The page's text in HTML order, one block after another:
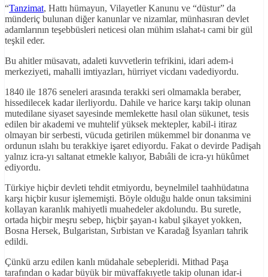
“Tanzimat, Hattı hümayun, Vilayetler Kanunu ve “düstur” da
münderiç bulunan diğer kanunlar ve nizamlar, münhasıran devlet
adamlarının teşebbüsleri neticesi olan mühim ıslahat-ı cami bir gül
teşkil eder.
Bu ahitler müsavatı, adaleti kuvvetlerin tefrikini, idari adem-i
merkeziyeti, mahalli imtiyazları, hürriyet vicdanı vadediyordu.
1840 ile 1876 seneleri arasında terakki seri olmamakla beraber,
hissedilecek kadar ilerliyordu. Dahile ve harice karşı takip olunan
mutedilane siyaset sayesinde memlekette hasıl olan sükunet, tesis
edilen bir akademi ve muhtelif yüksek mektepler, kabil-i itiraz
olmayan bir serbesti, vücuda getirilen mükemmel bir donanma ve
ordunun ıslahı bu terakkiye işaret ediyordu. Fakat o devirde Padişah
yalnız icra-yı saltanat etmekle kalıyor, Babıâli de icra-yı hükûmet
ediyordu.
Türkiye hiçbir devleti tehdit etmiyordu, beynelmilel taahhüdatına
karşı hiçbir kusur işlememişti. Böyle olduğu halde onun taksimini
kollayan karanlık mahiyetli muahedeler akdolundu. Bu suretle,
ortada hiçbir meşru sebep, hiçbir şayan-ı kabul şikayet yokken,
Bosna Hersek, Bulgaristan, Sırbistan ve Karadağ İsyanları tahrik
edildi.
Çünkü arzu edilen kanlı müdahale sebepleridi. Mithad Paşa
tarafından o kadar büyük bir müvaffakıyetle takip olunan idar-i